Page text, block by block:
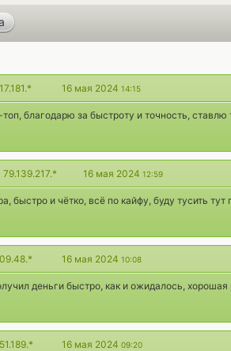
16 мая 2024 14:15
благодарю за быстроту и точность,
79.139.217.* 16 мая 2024 12:59
быстро и чётко, всё по кайфу, буду тусить тут
16 мая 2024 10:08
деньги быстро, как и ожидалось, хорошая
16 мая 2024 09:20